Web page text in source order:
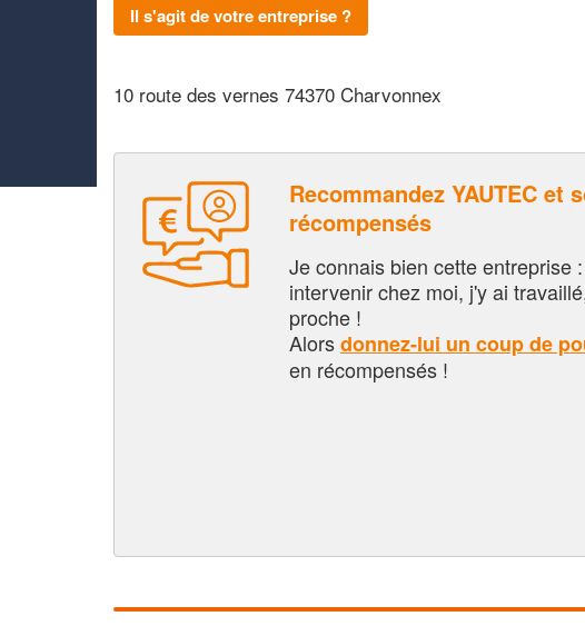
Il s'agit de votre entreprise ?
10 route des vernes 74370 Charvonnex
Recommandez YAUTEC et
récompensés
Je connais bien cette entreprise
intervenir chez moi, j'y ai
proche !
Alorsdonnez-lui un coup de
en récompensés !